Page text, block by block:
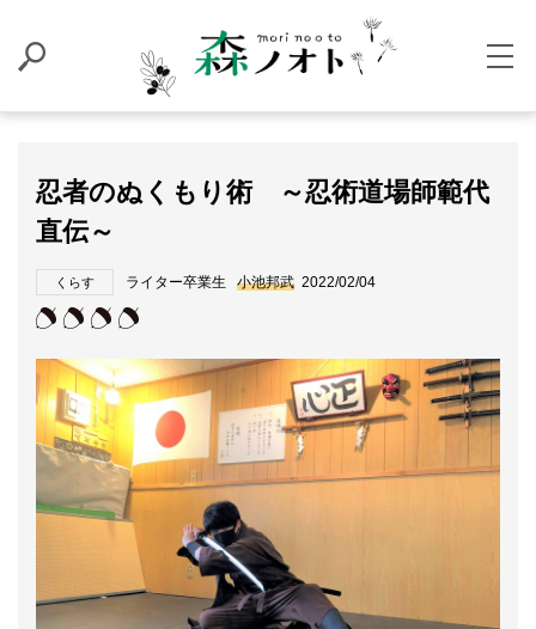
忍者のぬくもり術 ～忍術道場師範代
直伝～
くらす ライター卒業生 小池邦武 2022/02/04